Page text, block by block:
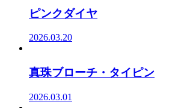
ピンクダイヤ
2026.03.20
真珠ブローチ・タイピン
2026.03.01